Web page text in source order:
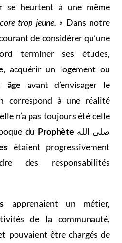
se heurtent à une même
trop jeune. » Dans notre
de considérer qu’une
terminer ses études,
acquérir un logement ou
âge avant d’envisager le
correspond à une réalité
n’a pas toujours été celle
du Prophète
étaient progressivement
des responsabilités
apprenaient un métier,
de la communauté,
pouvaient être chargés de